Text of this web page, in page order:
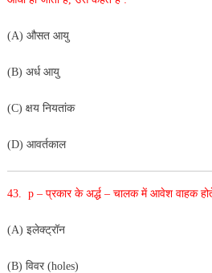
(A) औसत आयु
(B) अर्ध आयु
(C) क्षय नियतांक
(D) आवर्तकाल
43. p – प्रकार के अर्द्ध – चालक में आवेश वाहक
(A) इलेक्ट्रॉन
(B) विवर (holes)